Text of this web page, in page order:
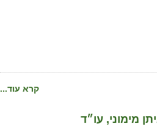
קרא עוד...
מימוני, עו״ד